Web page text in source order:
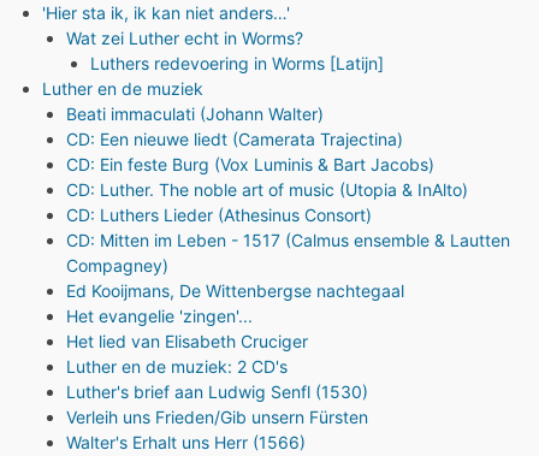
'Hier sta ik, ik kan niet anders…'
Wat zei Luther echt in Worms?
Luthers redevoering in Worms [Latijn]
Luther en de muziek
Beati immaculati (Johann Walter)
CD: Een nieuwe liedt (Camerata Trajectina)
CD: Ein feste Burg (Vox Luminis & Bart Jacobs)
CD: Luther. The noble art of music (Utopia & InAlto)
CD: Luthers Lieder (Athesinus Consort)
CD: Mitten im Leben - 1517 (Calmus ensemble & Lautten
Compagney)
Ed Kooijmans, De Wittenbergse nachtegaal
Het evangelie 'zingen'...
Het lied van Elisabeth Cruciger
Luther en de muziek: 2 CD's
Luther's brief aan Ludwig Senfl (1530)
Verleih uns Frieden/Gib unsern Fürsten
Walter's Erhalt uns Herr (1566)